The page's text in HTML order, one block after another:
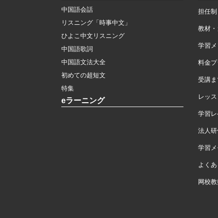
中国語会話
リスニング「時事中文」
ひよこ中文リスニング
中国語歌詞
中国語文法大全
初めての超短文
特集
eラーニング
担任
教材
学習
料金
受講
レッ
学習
法人
学習
よく
网校